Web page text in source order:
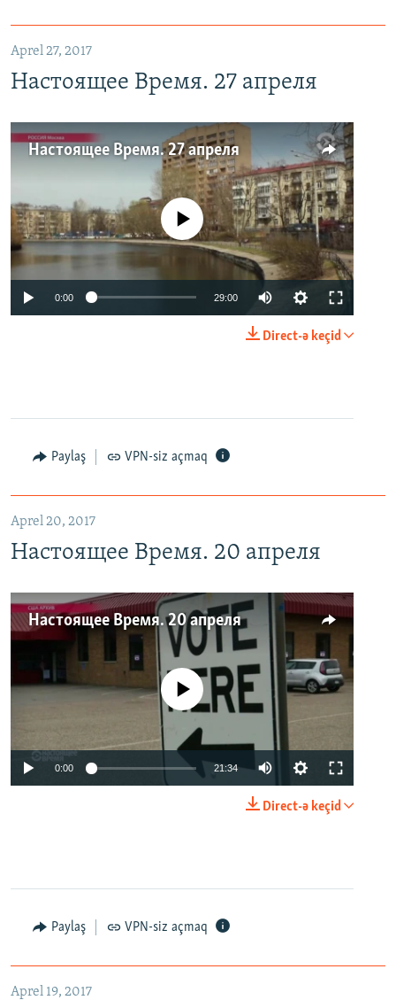
Aprel 27, 2017
Настоящее Время. 27 апреля
Настоящее Время. 27 апреля
No media source currently available
0:00 29:00
Direct-ə keçid
Paylaş VPN-siz açmaq
Aprel 20, 2017
Настоящее Время. 20 апреля
Настоящее Время. 20 апреля
No media source currently available
0:00 21:34
Direct-ə keçid
Paylaş VPN-siz açmaq
Aprel 19, 2017